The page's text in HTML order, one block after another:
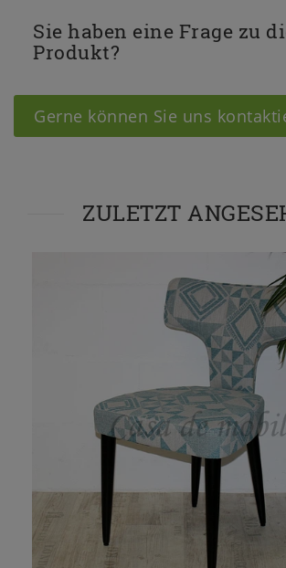
Sie haben eine Frage zu
Produkt?
Gerne können Sie uns
ZULETZT